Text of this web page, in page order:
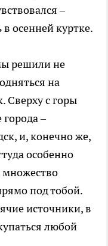
–
осенней куртке.
решили не
на
с горы
–
и, конечно же,
особенно
множество
под тобой.
источники, в
любой